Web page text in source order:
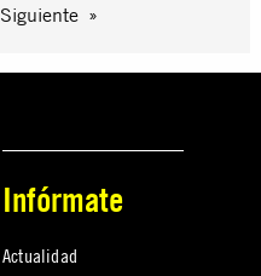
Siguiente
Infórmate
Actualidad